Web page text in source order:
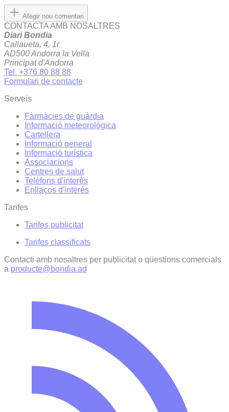
Afegir nou comentari
CONTACTA AMB NOSALTRES
Diari Bondia
Callaueta, 4, 1r
AD500 Andorra la Vella
Principat d'Andorra
Tel. +376 80 88 88
Formulari de contacte
Serveis
Farmàcies de guàrdia
Informació meteorològica
Cartellera
Informació general
Informació turística
Associacions
Centres de salut
Telèfons d'interès
Enllaços d'interés
Tarifes
Tarifes publicitat
Tarifes classificats
Contacti amb nosaltres per publicitat o qüestions comercials
a producte@bondia.ad